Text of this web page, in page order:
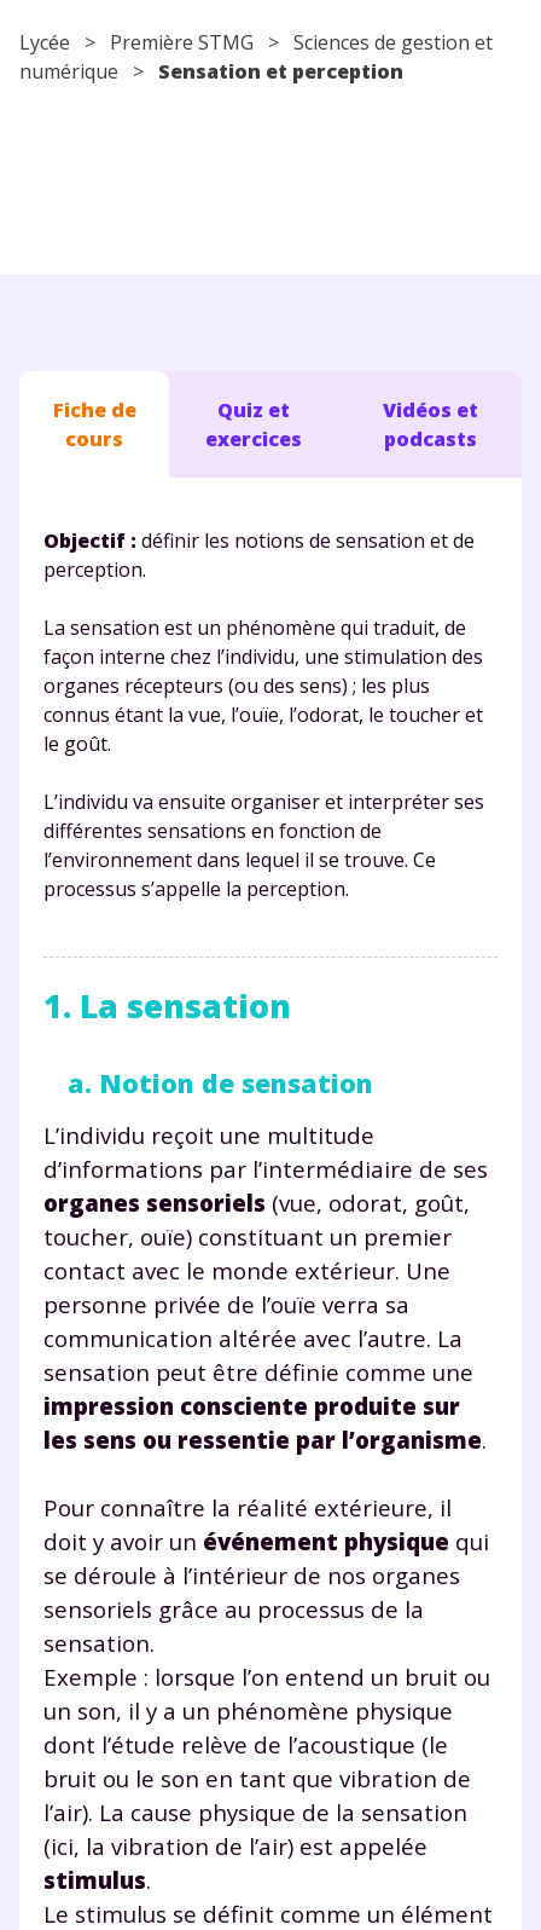
Lycée > Première STMG > Sciences de gestion et
numérique > Sensation et perception
Fiche de
cours
Quiz et
exercices
Vidéos et
podcasts
Objectif : définir les notions de sensation et de
perception.
La sensation est un phénomène qui traduit, de
façon interne chez l’individu, une stimulation des
organes récepteurs (ou des sens) ; les plus
connus étant la vue, l’ouïe, l’odorat, le toucher et
le goût.
L’individu va ensuite organiser et interpréter ses
différentes sensations en fonction de
l’environnement dans lequel il se trouve. Ce
processus s’appelle la perception.
1. La sensation
a. Notion de sensation
L’individu reçoit une multitude
d’informations par l’intermédiaire de ses
organes sensoriels (vue, odorat, goût,
toucher, ouïe) constituant un premier
contact avec le monde extérieur. Une
personne privée de l’ouïe verra sa
communication altérée avec l’autre. La
sensation peut être définie comme une
impression consciente produite sur
les sens ou ressentie par l’organisme.
Pour connaître la réalité extérieure, il
doit y avoir un événement physique qui
se déroule à l’intérieur de nos organes
sensoriels grâce au processus de la
sensation.
Exemple : lorsque l’on entend un bruit ou
un son, il y a un phénomène physique
dont l’étude relève de l’acoustique (le
bruit ou le son en tant que vibration de
l’air). La cause physique de la sensation
(ici, la vibration de l’air) est appelée
stimulus.
Le stimulus se définit comme un élément